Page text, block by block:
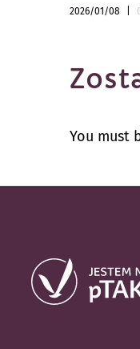
2026/01/08
You must